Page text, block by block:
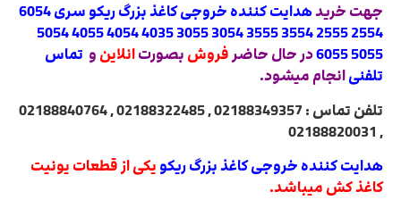
جهت خرید
هدایت کننده خروجی کاغذ بزرگ ریکو سری 6054
2554 2555 3554 3555 3054 3055 4035 4054 4055 5054
5055 6055
در حال حاضرفروش بصورتانلاین و تماس
تلفنیانجام میشود.
تلفن تماس : 02188349357 , 02188322485 , 02188840764
, 02188820031
هدایت کننده خروجی کاغذ بزرگ ریکو یکی از قطعات یونیت
کاغذ کش میباشد.